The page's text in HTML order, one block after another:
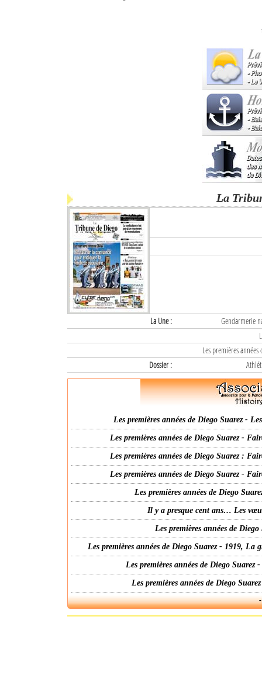
La
La Une :
Gendarmerie
Les premières
Dossier :
Les premières années de Diego Suarez -
Les premières années de Diego Suarez -
Les premières années de Diego Suarez :
Les premières années de Diego Suarez -
Les premières années de Diego
Il y a presque cent ans… Les
Les premières années de
Les premières années de Diego Suarez - 1919,
Les premières années de Diego
Les premières années de Diego